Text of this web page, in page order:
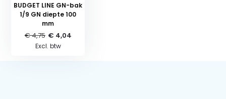
BUDGET LINE GN-bak
1/9 GN diepte 100
mm
€ 4,75 € 4,04
Excl. btw